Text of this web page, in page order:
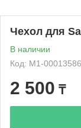
Чехол для
В наличии
Код: М1-00013586
2 500 ₸